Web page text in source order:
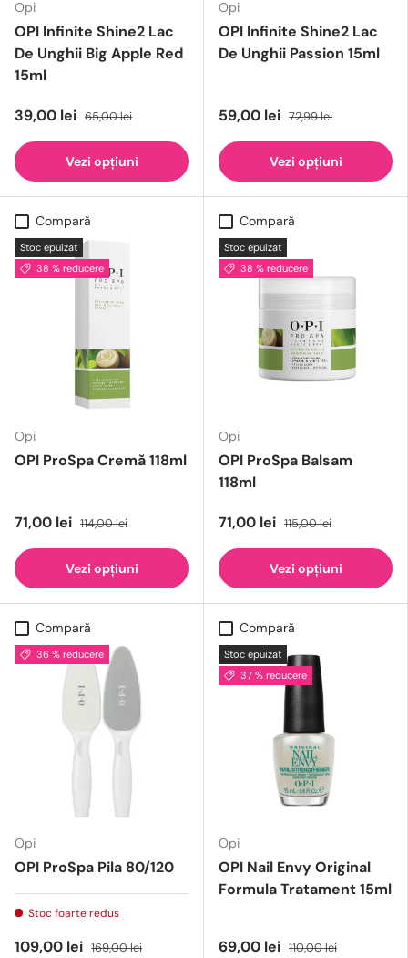
Opi
OPI Infinite Shine2 Lac
De Unghii Big Apple Red
15ml
39,00 lei 65,00 lei
Vezi opțiuni
Opi
OPI Infinite Shine2 Lac
De Unghii Passion 15ml
59,00 lei 72,99 lei
Vezi opțiuni
Compară
Stoc epuizat
38 % reducere
Opi
OPI ProSpa Cremă 118ml
71,00 lei 114,00 lei
Vezi opțiuni
Compară
Stoc epuizat
38 % reducere
Opi
OPI ProSpa Balsam
118ml
71,00 lei 115,00 lei
Vezi opțiuni
Compară
36 % reducere
Opi
OPI ProSpa Pila 80/120
Stoc foarte redus
109,00 lei 169,00 lei
Compară
Stoc epuizat
37 % reducere
Opi
OPI Nail Envy Original
Formula Tratament 15ml
69,00 lei 110,00 lei